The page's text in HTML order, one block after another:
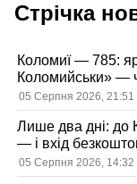
Стрічка
Коломиї — 785:
Коломийськи» —
05 Серпня 2026, 21:51
Лише два дні: до
— і вхід
05 Серпня 2026, 14:32